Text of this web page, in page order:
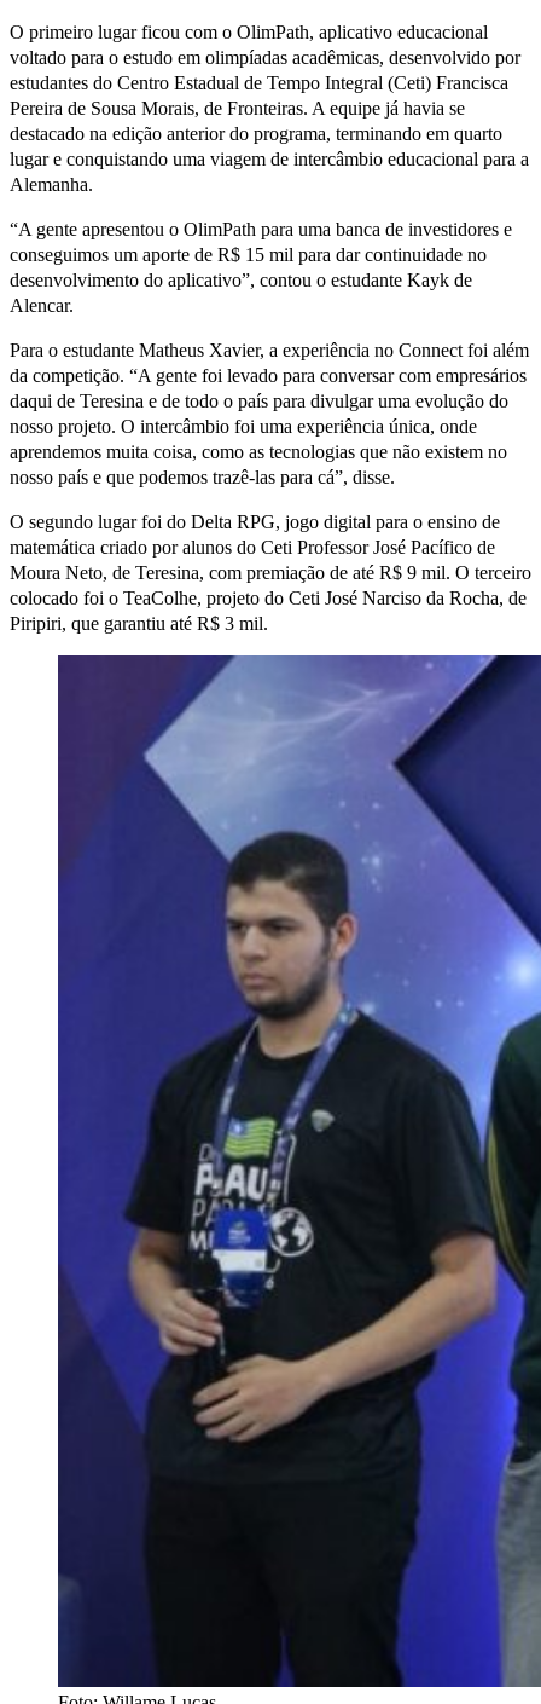
O primeiro lugar ficou com o OlimPath, aplicativo educacional
voltado para o estudo em olimpíadas acadêmicas, desenvolvido por
estudantes do Centro Estadual de Tempo Integral (Ceti) Francisca
Pereira de Sousa Morais, de Fronteiras. A equipe já havia se
destacado na edição anterior do programa, terminando em quarto
lugar e conquistando uma viagem de intercâmbio educacional para a
Alemanha.
“A gente apresentou o OlimPath para uma banca de investidores e
conseguimos um aporte de R$ 15 mil para dar continuidade no
desenvolvimento do aplicativo”, contou o estudante Kayk de
Alencar.
Para o estudante Matheus Xavier, a experiência no Connect foi além
da competição. “A gente foi levado para conversar com empresários
daqui de Teresina e de todo o país para divulgar uma evolução do
nosso projeto. O intercâmbio foi uma experiência única, onde
aprendemos muita coisa, como as tecnologias que não existem no
nosso país e que podemos trazê-las para cá”, disse.
O segundo lugar foi do Delta RPG, jogo digital para o ensino de
matemática criado por alunos do Ceti Professor José Pacífico de
Moura Neto, de Teresina, com premiação de até R$ 9 mil. O terceiro
colocado foi o TeaColhe, projeto do Ceti José Narciso da Rocha, de
Piripiri, que garantiu até R$ 3 mil.